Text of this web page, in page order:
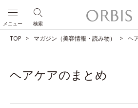
検索
メニュー
TOP マガジン（美容情報・読み物） ヘ
ヘアケアのまとめ